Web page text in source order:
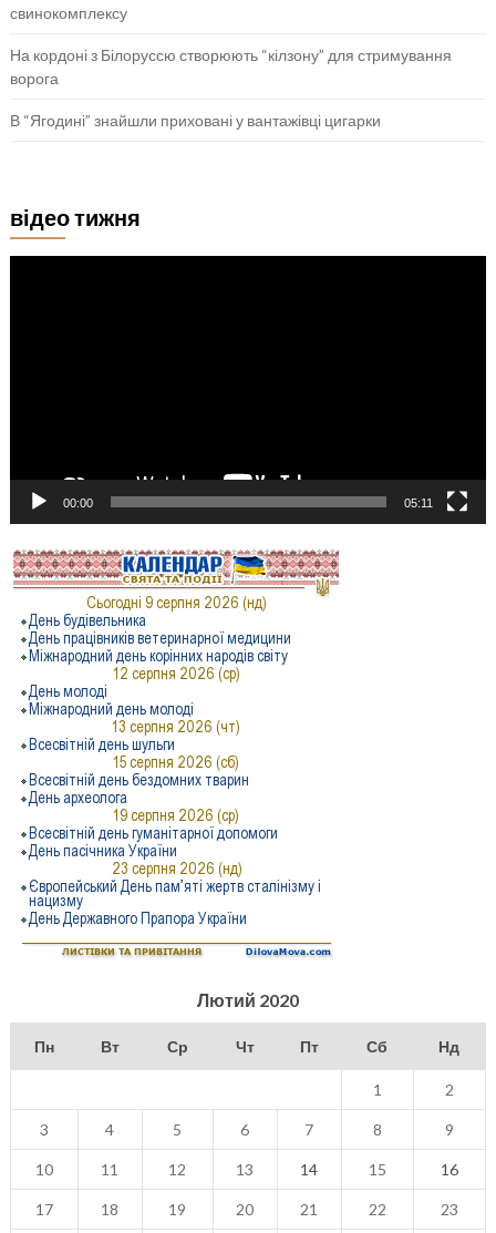
свинокомплексу
На кордоні з Білоруссю створюють “кілзону” для стримування
ворога
В “Ягодині” знайшли приховані у вантажівці цигарки
відео тижня
00:00 05:11
Лютий 2020
Пн Вт Ср Чт Пт Сб Нд
1 2
3 4 5 6 7 8 9
10 11 12 13 14 15 16
17 18 19 20 21 22 23